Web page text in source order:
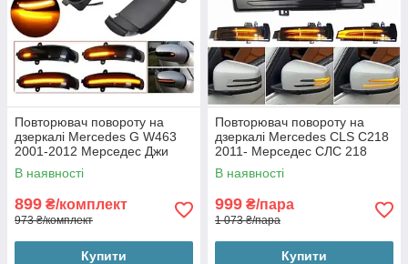
Повторювач повороту на
дзеркалі Mercedes G W463
2001-2012 Мерседес Джи
463 (2шт динамічні чорні
ЛЕД)
В наявності
899 ₴/комплект
973 ₴/комплект
Купити
Повторювач повороту на
дзеркалі Mercedes CLS C218
2011- Мерседес СЛС 218
(2шт динамічні чорні ЛЕД)
В наявності
999 ₴/пара
1 073 ₴/пара
Купити